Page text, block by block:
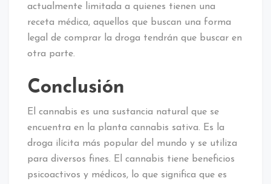
actualmente limitada a quienes tienen una
receta médica, aquellos que buscan una forma
legal de comprar la droga tendrán que buscar en
otra parte.
Conclusión
El cannabis es una sustancia natural que se
encuentra en la planta cannabis sativa. Es la
droga ilícita más popular del mundo y se utiliza
para diversos fines. El cannabis tiene beneficios
psicoactivos y médicos, lo que significa que es